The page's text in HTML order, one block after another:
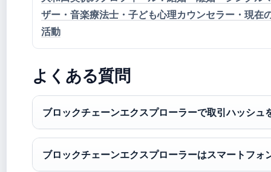
ザー・音楽療法士・子ども心理カウンセラー・現在
活動
よくある質問
ブロックチェーンエクスプローラーで取引ハッシュ
ブロックチェーンエクスプローラーはスマートフォ